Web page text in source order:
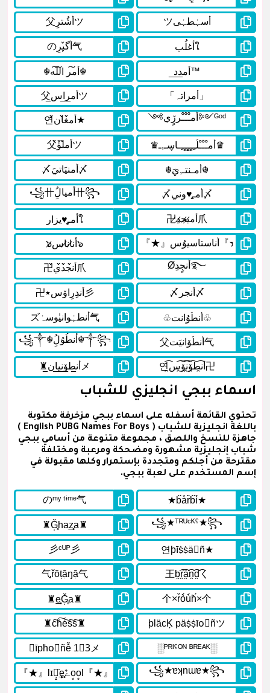
اسماء ببجي انجليزي للشباب
تحتوي القائمة أسفله على اسماء ببجي مزخرفة مكتوبة
باللغة انجليزية للشباب ( English PUBG Names For Boys )
جاهزة للنسخ واللصق ، مجموعة متنوعة من أسامي ببجي
شباب إنجليزية مشهورة ومضحكة ومرعبة ومختلفة
مقترحة من أجلكم ومتجددة بإستمرار وكلها مقبولة في
إسم المستخدم على لعبة ببجي.